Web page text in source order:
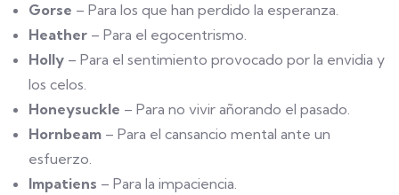
Gorse – Para los que han perdido la esperanza.
Heather – Para el egocentrismo.
Holly – Para el sentimiento provocado por la envidia y
los celos.
Honeysuckle – Para no vivir añorando el pasado.
Hornbeam – Para el cansancio mental ante un
esfuerzo.
Impatiens – Para la impaciencia.